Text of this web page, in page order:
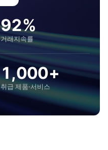
92%
거래지속률
1,000+
취급 제품·서비스